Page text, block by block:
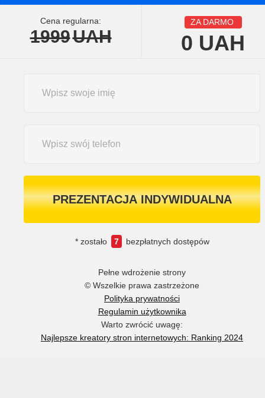
Cena regularna:
1999UAH
ZA DARMO
0 UAH
PREZENTACJA INDYWIDUALNA
* zostało 7 bezpłatnych dostępów
Pełne wdrożenie strony
© Wszelkie prawa zastrzeżone
Polityka prywatności
Regulamin użytkownika
Warto zwrócić uwagę:
Najlepsze kreatory stron internetowych: Ranking 2024